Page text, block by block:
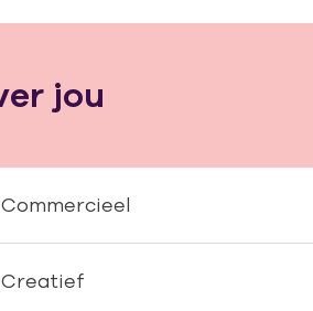
jou
Commercieel
Creatief